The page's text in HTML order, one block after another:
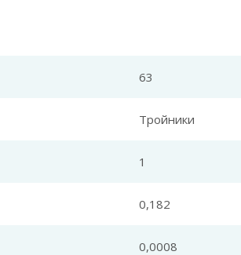
63
Тройники
1
0,182
0,0008